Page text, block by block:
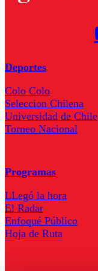
Deportes
Colo Colo
Seleccion Chilena
Universidad de Chile
Torneo Nacional
Programas
LLegó la hora
El Radar
Enfoqué Público
Hoja de Ruta